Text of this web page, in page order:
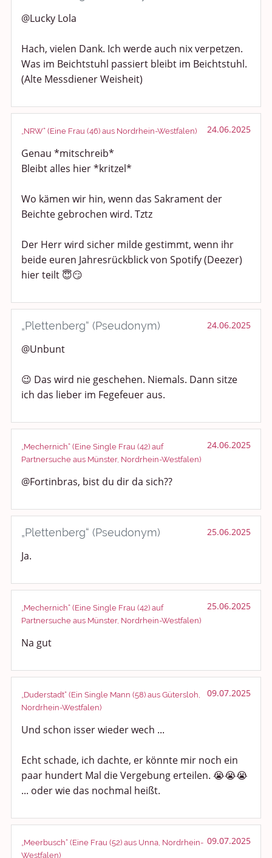
@Lucky Lola
Hach, vielen Dank. Ich werde auch nix verpetzen.
Was im Beichtstuhl passiert bleibt im Beichtstuhl.
(Alte Messdiener Weisheit)
„NRW“ (Eine Frau (46) aus Nordrhein-Westfalen) 24.06.2025
Genau *mitschreib*
Bleibt alles hier *kritzel*
Wo kämen wir hin, wenn das Sakrament der
Beichte gebrochen wird. Tztz
Der Herr wird sicher milde gestimmt, wenn ihr
beide euren Jahresrückblick von Spotify (Deezer)
hier teilt 😇😏
„Plettenberg“ (Pseudonym) 24.06.2025
@Unbunt
😉 Das wird nie geschehen. Niemals. Dann sitze
ich das lieber im Fegefeuer aus.
„Mechernich“ (Eine Single Frau (42) auf
Partnersuche aus Münster, Nordrhein-Westfalen)
24.06.2025
@Fortinbras, bist du dir da sich??
„Plettenberg“ (Pseudonym) 25.06.2025
Ja.
„Mechernich“ (Eine Single Frau (42) auf
Partnersuche aus Münster, Nordrhein-Westfalen)
25.06.2025
Na gut
„Duderstadt“ (Ein Single Mann (58) aus Gütersloh,
Nordrhein-Westfalen)
09.07.2025
Und schon isser wieder wech ...
Echt schade, ich dachte, er könnte mir noch ein
paar hundert Mal die Vergebung erteilen. 😭😭😭
... oder wie das nochmal heißt.
„Meerbusch“ (Eine Frau (52) aus Unna, Nordrhein-
Westfalen)
09.07.2025